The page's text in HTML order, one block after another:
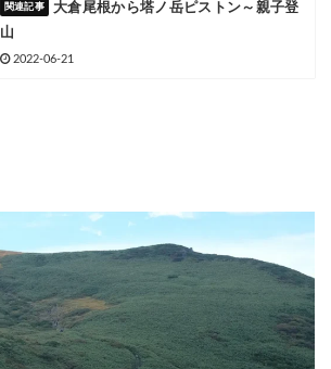
大倉尾根から塔ノ岳ピストン～親子登
山
2022-06-21